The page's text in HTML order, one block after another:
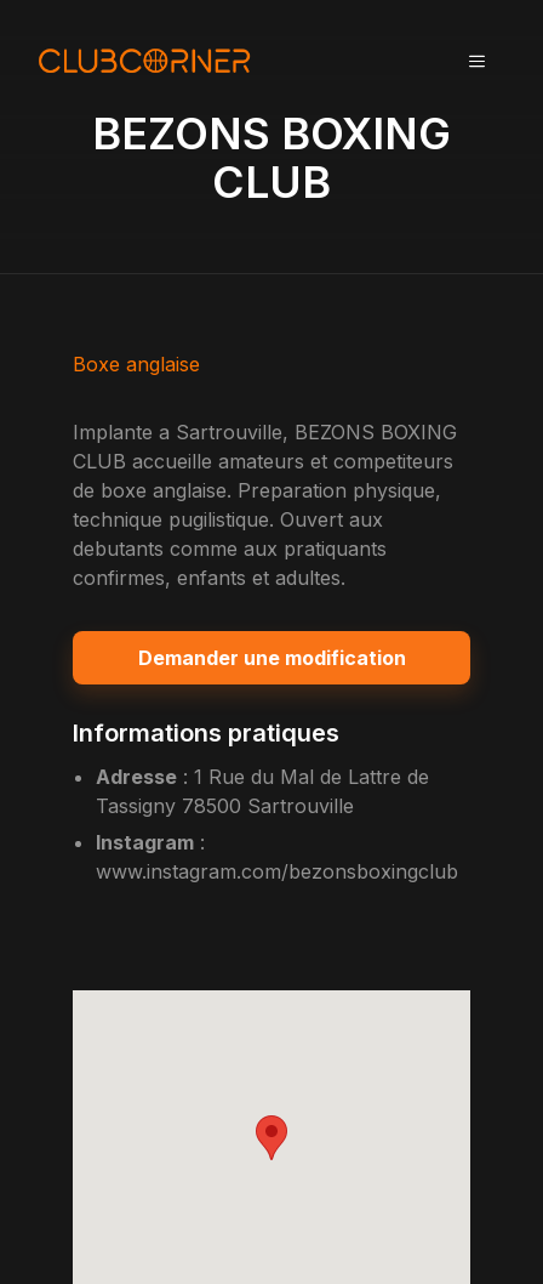
MENU
BEZONS BOXING
CLUB
Boxe anglaise
Implante a Sartrouville, BEZONS BOXING
CLUB accueille amateurs et competiteurs
de boxe anglaise. Preparation physique,
technique pugilistique. Ouvert aux
debutants comme aux pratiquants
confirmes, enfants et adultes.
Demander une modification
Informations pratiques
Adresse :1 Rue du Mal de Lattre de
Tassigny 78500 Sartrouville
Instagram :
www.instagram.com/bezonsboxingclub